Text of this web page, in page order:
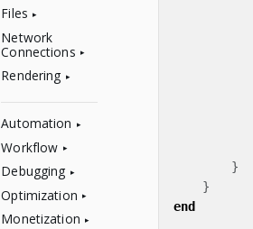
Files
Network
Connections
Rendering
Automation
Workflow
Debugging
Optimization
Monetization
}
}
end